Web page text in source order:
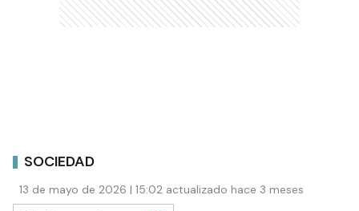
SOCIEDAD
13 de mayo de 2026 | 15:02 actualizado hace 3 meses